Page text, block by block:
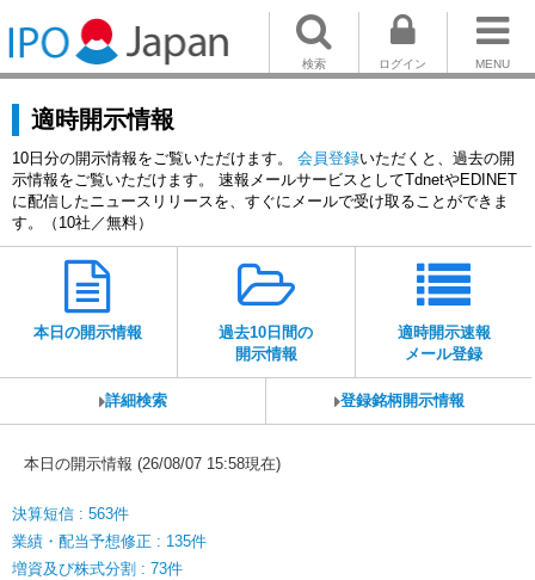
MENU
ログイン
検索
適時開示情報
10日分の開示情報をご覧いただけます。 会員登録いただくと、過去の開
示情報をご覧いただけます。 速報メールサービスとしてTdnetやEDINET
に配信したニュースリリースを、すぐにメールで受け取ることができま
す。（10社／無料）
本日の開示情報
過去10日間の
開示情報
適時開示速報
メール登録
詳細検索 登録銘柄開示情報
本日の開示情報 (26/08/07 15:58現在)
決算短信 : 563件
業績・配当予想修正 : 135件
増資及び株式分割 : 73件